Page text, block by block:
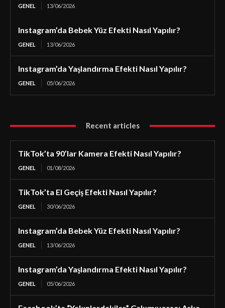
GENEL 13/06/2026
Instagram’da Bebek Yüz Efekti Nasıl Yapılır?
GENEL 13/06/2026
Instagram’da Yaşlandırma Efekti Nasıl Yapılır?
GENEL 05/06/2026
Recent articles
TikTok’ta 90’lar Kamera Efekti Nasıl Yapılır?
GENEL 01/08/2026
TikTok’ta El Geçiş Efekti Nasıl Yapılır?
GENEL 30/06/2026
Instagram’da Bebek Yüz Efekti Nasıl Yapılır?
GENEL 13/06/2026
Instagram’da Yaşlandırma Efekti Nasıl Yapılır?
GENEL 05/06/2026